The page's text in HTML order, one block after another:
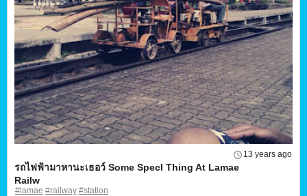
13 years ago
รถไฟฟ้ามาหานะเธอว์ Some Specl Thing At Lamae
Railw
#lamae #railway #station